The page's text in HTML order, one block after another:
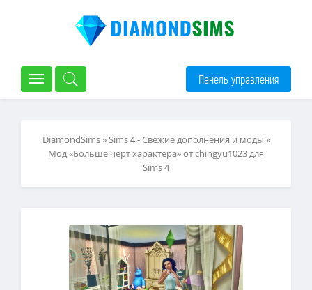
Панель управления
DiamondSims»Sims 4 - Свежие дополнения и моды »
Мод «Больше черт характера» от chingyu1023 для
Sims 4